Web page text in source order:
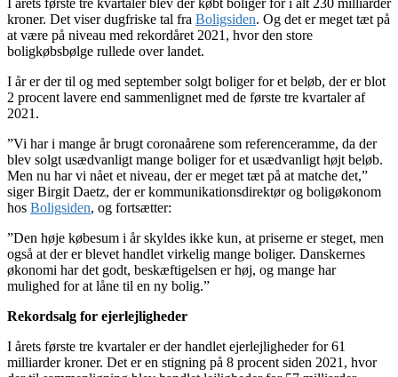
I årets første tre kvartaler blev der købt boliger for i alt 230 milliarder
kroner. Det viser dugfriske tal fra Boligsiden. Og det er meget tæt på
at være på niveau med rekordåret 2021, hvor den store
boligkøbsbølge rullede over landet.
I år er der til og med september solgt boliger for et beløb, der er blot
2 procent lavere end sammenlignet med de første tre kvartaler af
2021.
”Vi har i mange år brugt coronaårene som referenceramme, da der
blev solgt usædvanligt mange boliger for et usædvanligt højt beløb.
Men nu har vi nået et niveau, der er meget tæt på at matche det,”
siger Birgit Daetz, der er kommunikationsdirektør og boligøkonom
hos Boligsiden, og fortsætter:
”Den høje købesum i år skyldes ikke kun, at priserne er steget, men
også at der er blevet handlet virkelig mange boliger. Danskernes
økonomi har det godt, beskæftigelsen er høj, og mange har
mulighed for at låne til en ny bolig.”
Rekordsalg for ejerlejligheder
I årets første tre kvartaler er der handlet ejerlejligheder for 61
milliarder kroner. Det er en stigning på 8 procent siden 2021, hvor